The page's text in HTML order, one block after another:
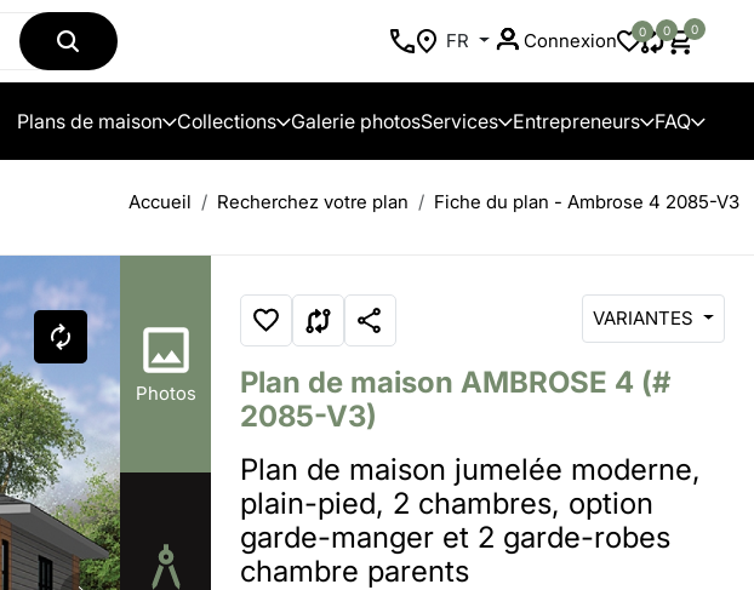
FR Connexion 0 0 0
Plans de maison Collections Galerie photosServices Entrepreneurs FAQ
Accueil Recherchez votre plan Fiche du plan - Ambrose 4 2085-V3
Photos
VARIANTES
Plan de maison AMBROSE 4 (#
2085-V3)
Plan de maison jumelée moderne,
plain-pied, 2 chambres, option
garde-manger et 2 garde-robes
chambre parents